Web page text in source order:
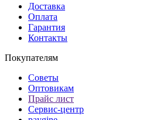
Доставка
Оплата
Гарантия
Контакты
Покупателям
Советы
Оптовикам
Прайс лист
Сервис-центр